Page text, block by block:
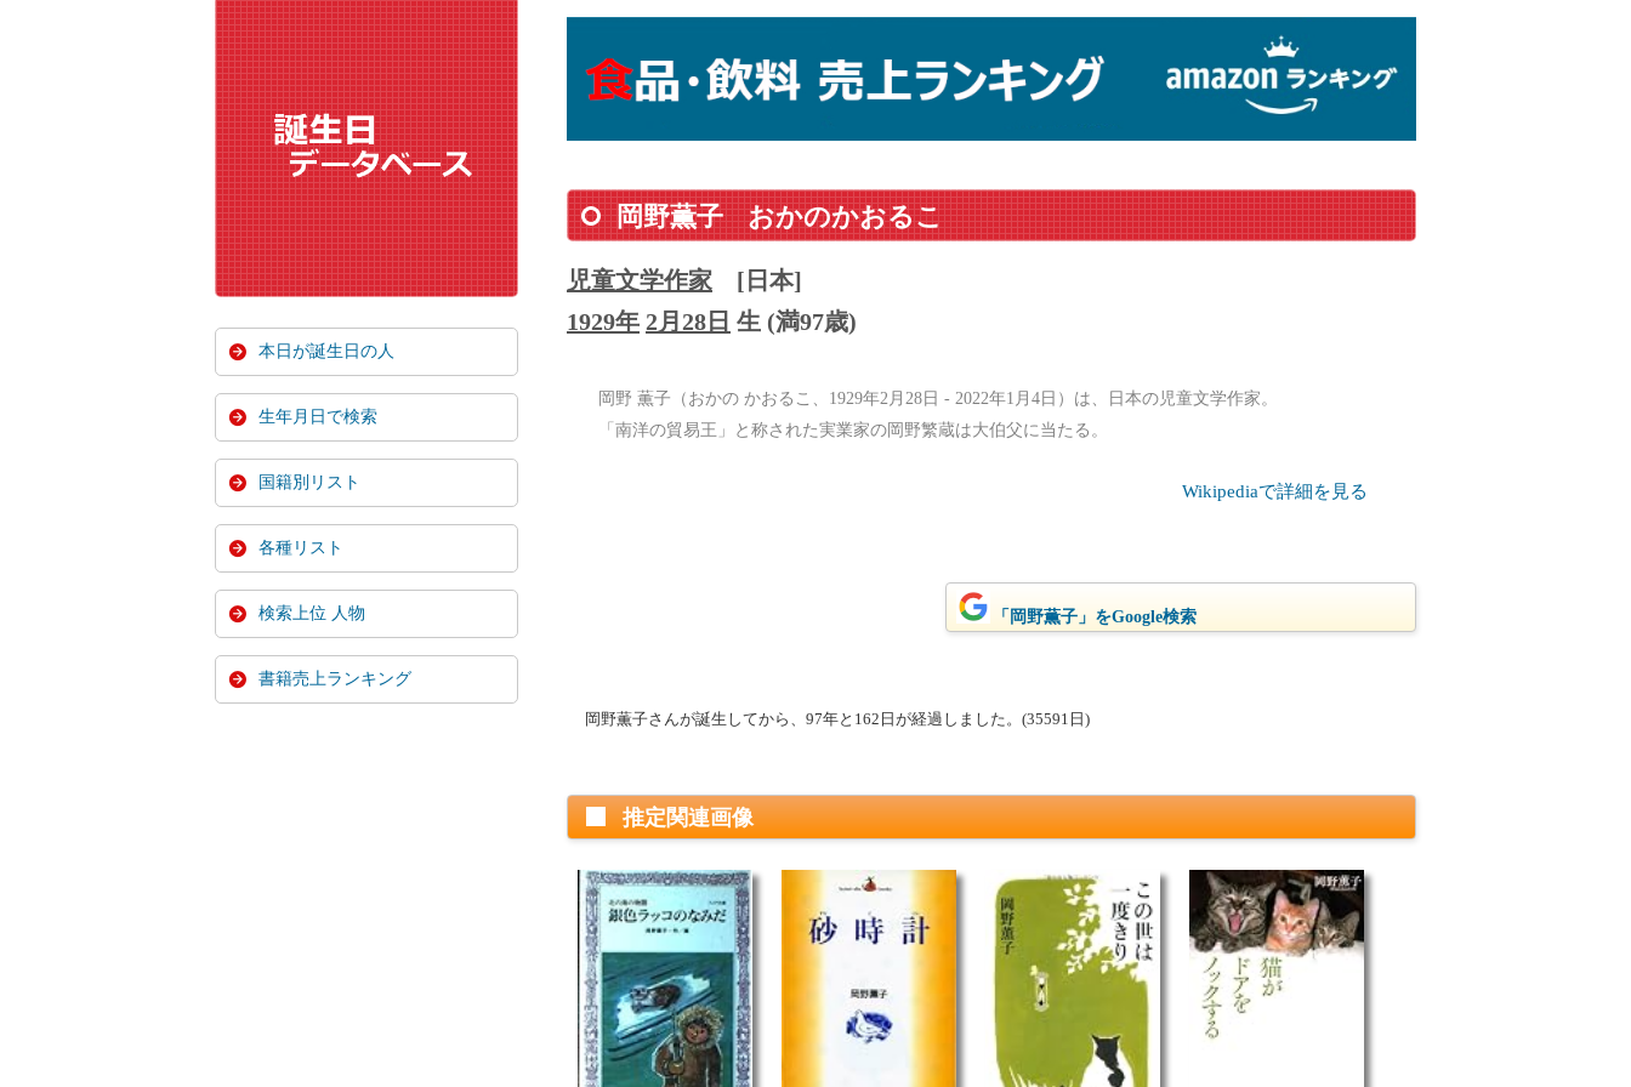
岡野薫子 おかのかおるこ
児童文学作家
[日本]
1929年 2月28日 生 (満97歳)
岡野 薫子（おかの かおるこ、1929年2月28日 - 2022年1月4日）は、日本の児童文学作家。
「南洋の貿易王」と称された実業家の岡野繁蔵は大伯父に当たる。
Wikipediaで詳細を見る
「岡野薫子」をGoogle検索
岡野薫子さんが誕生してから、97年と162日が経過しました。(35591日)
推定関連画像
本日が誕生日の人
生年月日で検索
国籍別リスト
各種リスト
検索上位 人物
書籍売上ランキング